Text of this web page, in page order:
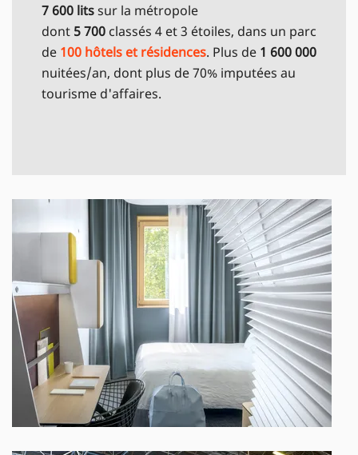
7 600 litssur la métropole
dont 5 700 classés 4 et 3 étoiles, dans un parc
de 100 hôtels et résidences. Plus de 1 600 000
nuitées/an, dont plus de 70% imputées au
tourisme d'affaires.